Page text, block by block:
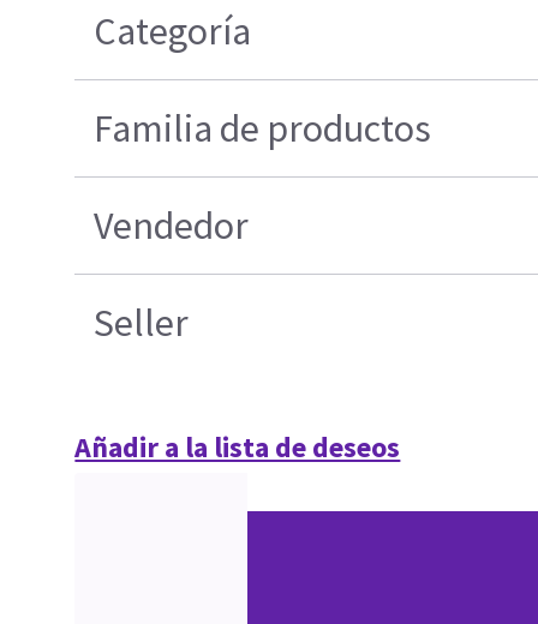
Categoría
Familia de productos
Vendedor
Seller
Añadir a la lista de deseos